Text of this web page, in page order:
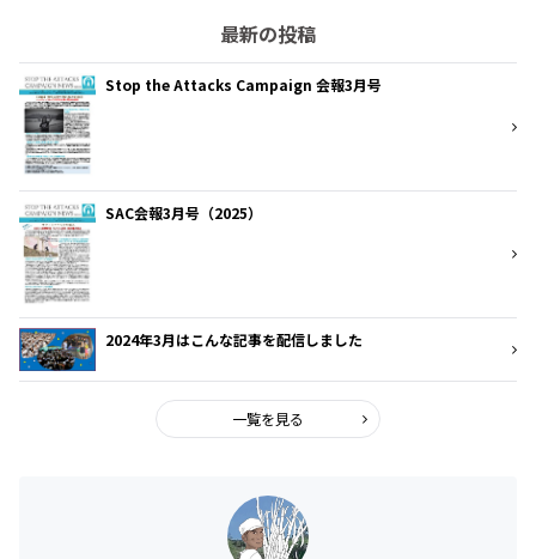
最新の投稿
Stop the Attacks Campaign 会報3月号
SAC会報3月号（2025）
2024年3月はこんな記事を配信しました
一覧を見る